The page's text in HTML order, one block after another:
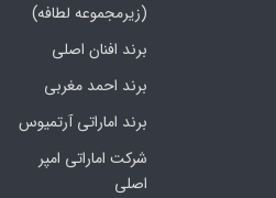
(زیرمجموعه لطافه)
برند افنان اصلی
برند احمد مغربی
برند اماراتی آرتمیوس
شرکت اماراتی امپر
اصلی